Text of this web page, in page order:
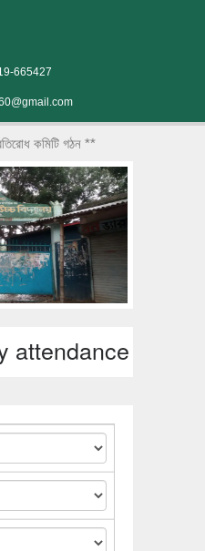
665427
কমিটি গঠন **
attendance